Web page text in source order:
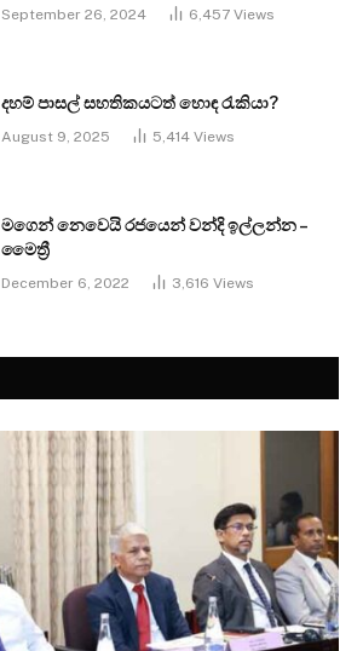
September 26, 2024 6,457 Views
දහම් පාසල් සහතිකයටත් හොඳ රැකියා?
August 9, 2025 5,414 Views
මගෙන් නෙවෙයි රජයෙන් වන්දි ඉල්ලන්න –
මෛත්‍රී
December 6, 2022 3,616 Views